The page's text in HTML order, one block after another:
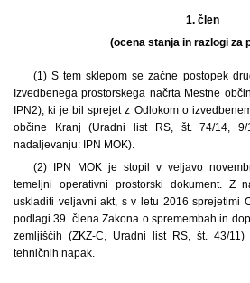
1. člen
(ocena stanja in razlogi za
(1) S tem sklepom se začne postopek
Izvedbenega prostorskega načrta Mestne
IPN2), ki je bil sprejet z Odlokom o
občine Kranj (Uradni list RS, št. 74/14,
nadaljevanju: IPN MOK).
(2) IPN MOK je stopil v veljavo
temeljni operativni prostorski dokument. Z
uskladiti veljavni akt, s v letu 2016 sprejetimi
podlagi 39. člena Zakona o spremembah in
zemljiščih (ZKZ-C, Uradni list RS, št. 43/
tehničnih napak.